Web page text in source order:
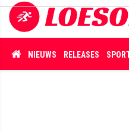
NIEUWS RELEASES